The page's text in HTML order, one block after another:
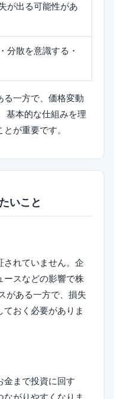
が出る可能性があ
分散を意識する・
る一方で、価格変動
基本的な仕組みを理
が重要です。
いこと
されていません。企
ースなどの影響で株
がある一方で、損失
おく必要がありま
金まで投資に回す